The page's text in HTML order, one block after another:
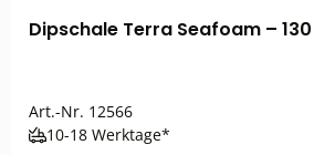
Dipschale Terra Seafoam –
Art.-Nr. 12566
10-18 Werktage*